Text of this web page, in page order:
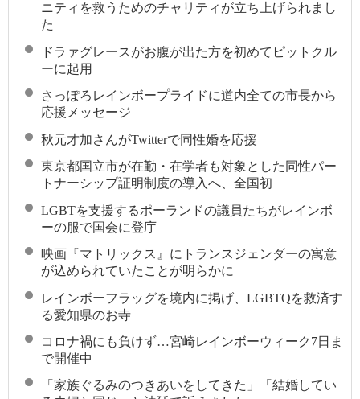
ニティを救うためのチャリティが立ち上げられまし
た
ドラァグレースがお腹が出た方を初めてピットクル
ーに起用
さっぽろレインボープライドに道内全ての市長から
応援メッセージ
秋元才加さんがTwitterで同性婚を応援
東京都国立市が在勤・在学者も対象とした同性パー
トナーシップ証明制度の導入へ、全国初
LGBTを支援するポーランドの議員たちがレインボ
ーの服で国会に登庁
映画『マトリックス』にトランスジェンダーの寓意
が込められていたことが明らかに
レインボーフラッグを境内に掲げ、LGBTQを救済す
る愛知県のお寺
コロナ禍にも負けず…宮崎レインボーウィーク7日ま
で開催中
「家族ぐるみのつきあいをしてきた」「結婚してい